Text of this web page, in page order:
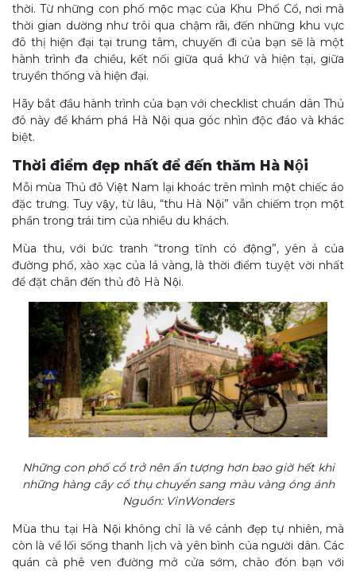
thời. Từ những con phố mộc mạc của Khu Phố Cổ, nơi mà
thời gian dường như trôi qua chậm rãi, đến những khu vực
đô thị hiện đại tại trung tâm, chuyến đi của bạn sẽ là một
hành trình đa chiều, kết nối giữa quá khứ và hiện tại, giữa
truyền thống và hiện đại.
Hãy bắt đầu hành trình của bạn với checklist chuẩn dân Thủ
đô này để khám phá Hà Nội qua góc nhìn độc đáo và khác
biệt.
Thời điểm đẹp nhất để đến thăm Hà Nội
Mỗi mùa Thủ đô Việt Nam lại khoác trên mình một chiếc áo
đặc trưng. Tuy vậy, từ lâu, “thu Hà Nội” vẫn chiếm trọn một
phần trong trái tim của nhiều du khách.
Mùa thu, với bức tranh “trong tĩnh có động”, yên ả của
đường phố, xào xạc của lá vàng, là thời điểm tuyệt vời nhất
để đặt chân đến thủ đô Hà Nội.
Những con phố cổ trở nên ấn tượng hơn bao giờ hết khi
những hàng cây cổ thụ chuyển sang màu vàng óng ánh
Nguồn: VinWonders
Mùa thu tại Hà Nội không chỉ là về cảnh đẹp tự nhiên, mà
còn là về lối sống thanh lịch và yên bình của người dân. Các
quán cà phê ven đường mở cửa sớm, chào đón bạn với